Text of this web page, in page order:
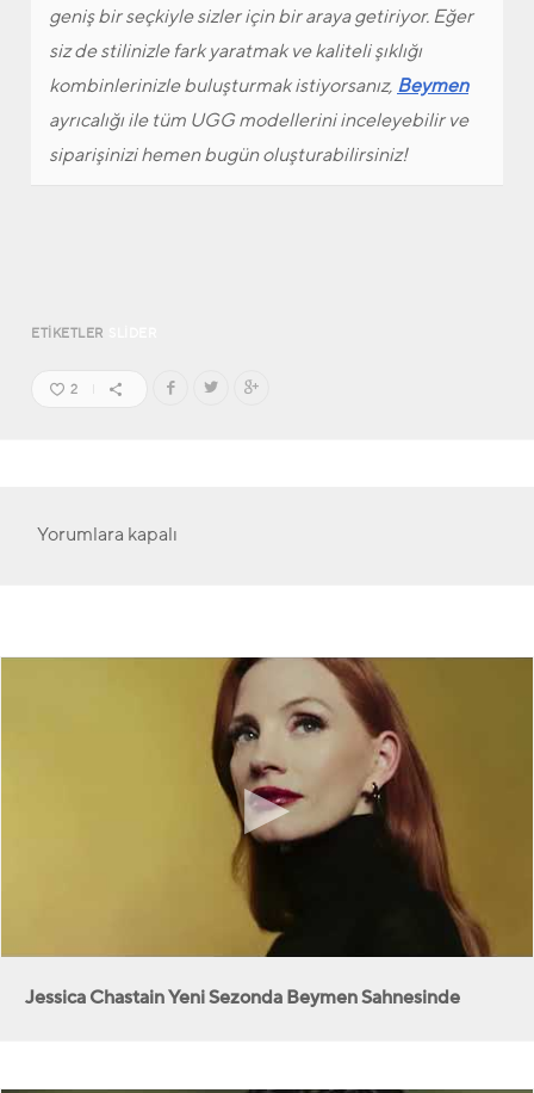
geniş bir seçkiyle sizler için bir araya getiriyor. Eğer
siz de stilinizle fark yaratmak ve kaliteli şıklığı
kombinlerinizle buluşturmak istiyorsanız, Beymen
ayrıcalığı ile tüm UGG modellerini inceleyebilir ve
siparişinizi hemen bugün oluşturabilirsiniz!
ETIKETLER
2
Yorumlara kapalı
Jessica Chastain Yeni Sezonda Beymen Sahnesinde